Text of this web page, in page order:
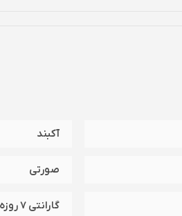
آکبند
صورتی
گارانتی 7 روزه تست ( تضمین اصالت و سلامت فیزیکی )